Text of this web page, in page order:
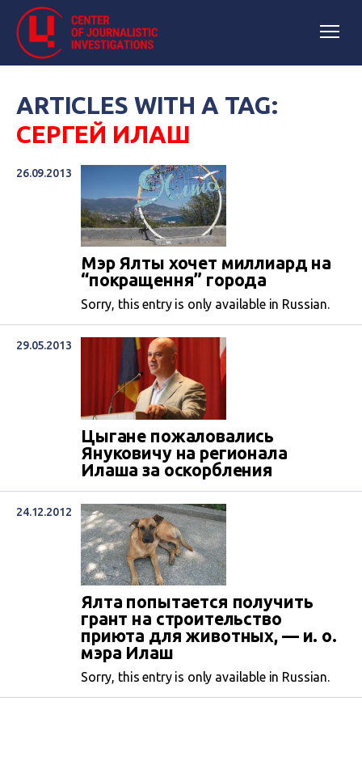
ARTICLES WITH A TAG:
СЕРГЕЙ ИЛАШ
26.09.2013
Мэр Ялты хочет миллиард на
“покращення” города
Sorry, this entry is only available in Russian.
29.05.2013
Цыгане пожаловались
Януковичу на регионала
Илаша за оскорбления
24.12.2012
Ялта попытается получить
грант на строительство
приюта для животных, — и. о.
мэра Илаш
Sorry, this entry is only available in Russian.